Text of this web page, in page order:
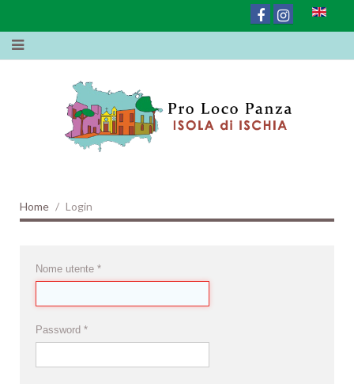
Home Login
Nome utente *
Password *